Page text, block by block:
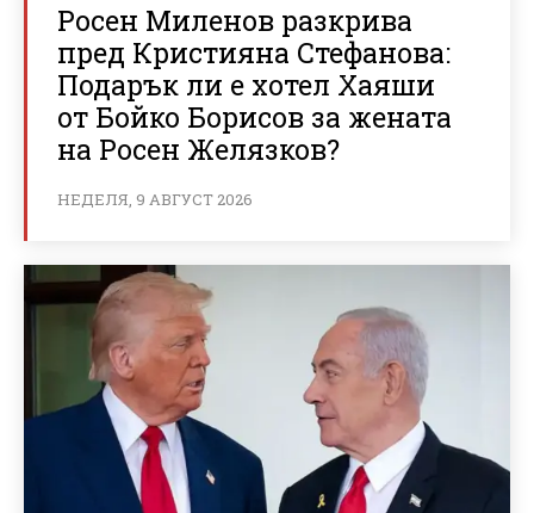
Росен Миленов разкрива
пред Кристияна Стефанова:
Подарък ли е хотел Хаяши
от Бойко Борисов за жената
на Росен Желязков?
НЕДЕЛЯ, 9 АВГУСТ 2026